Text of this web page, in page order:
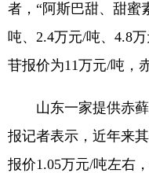
者，“阿斯巴甜、甜蜜
吨、2.4万元/吨、4.8
苷报价为11万元/吨，
山东一家提供赤藓
报记者表示，近年来
报价1.05万元/吨左右